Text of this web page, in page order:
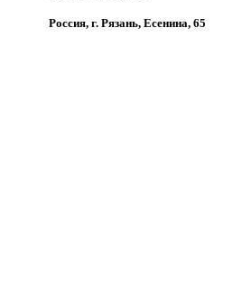
Россия, г. Рязань, Есенина, 65